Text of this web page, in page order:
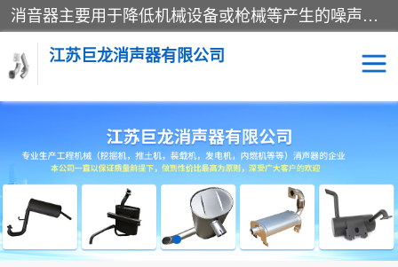
消音器主要用于降低机械设备或枪械等产生的噪声。它通过阻尼或增加排气面积来降低排气速度和功率，从而降低噪声。常见的消音器类型包括阻性消声器、抗性消声器、共振消声器以及阻抗复合式消声器等。这些消音器各有特点，适用于不同频率的噪声消除。
江苏巨龙消声器有限公司
消声器